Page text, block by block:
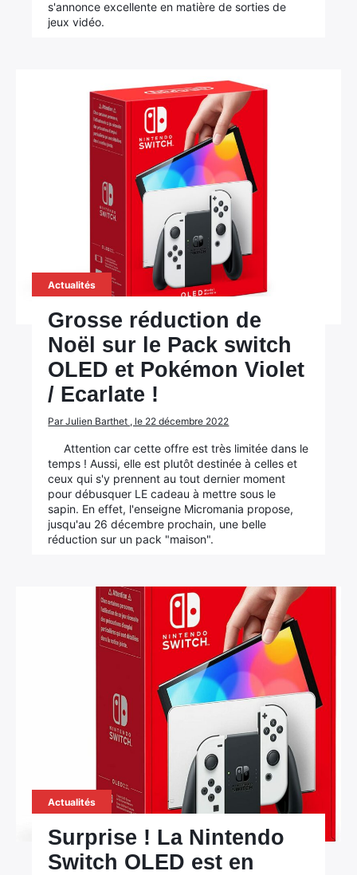
s'annonce excellente en matière de sorties de
jeux vidéo.
Actualités
Grosse réduction de
Noël sur le Pack switch
OLED et Pokémon Violet
/ Ecarlate !
Par Julien Barthet , le 22 décembre 2022
Attention car cette offre est très limitée dans le
temps ! Aussi, elle est plutôt destinée à celles et
ceux qui s'y prennent au tout dernier moment
pour débusquer LE cadeau à mettre sous le
sapin. En effet, l'enseigne Micromania propose,
jusqu'au 26 décembre prochain, une belle
réduction sur un pack "maison".
Actualités
Surprise ! La Nintendo
Switch OLED est en